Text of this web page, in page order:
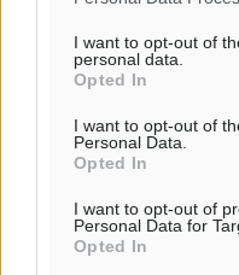
I want to opt-out of
personal data.
Opted In
I want to opt-out of
Personal Data.
Opted In
I want to opt-out of
Personal Data for
Opted In
Ροή